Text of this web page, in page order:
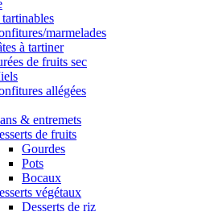
marmelades
à tartiner
de fruits sec
allégées
& entremets
de fruits
Gourdes
Pots
Bocaux
végétaux
Desserts de riz